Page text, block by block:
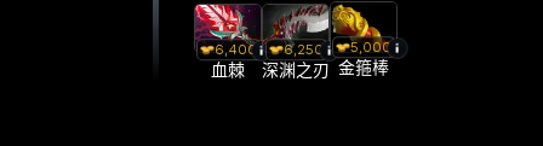
6,400
血棘
6,250
深渊之刃
5,000
金箍棒